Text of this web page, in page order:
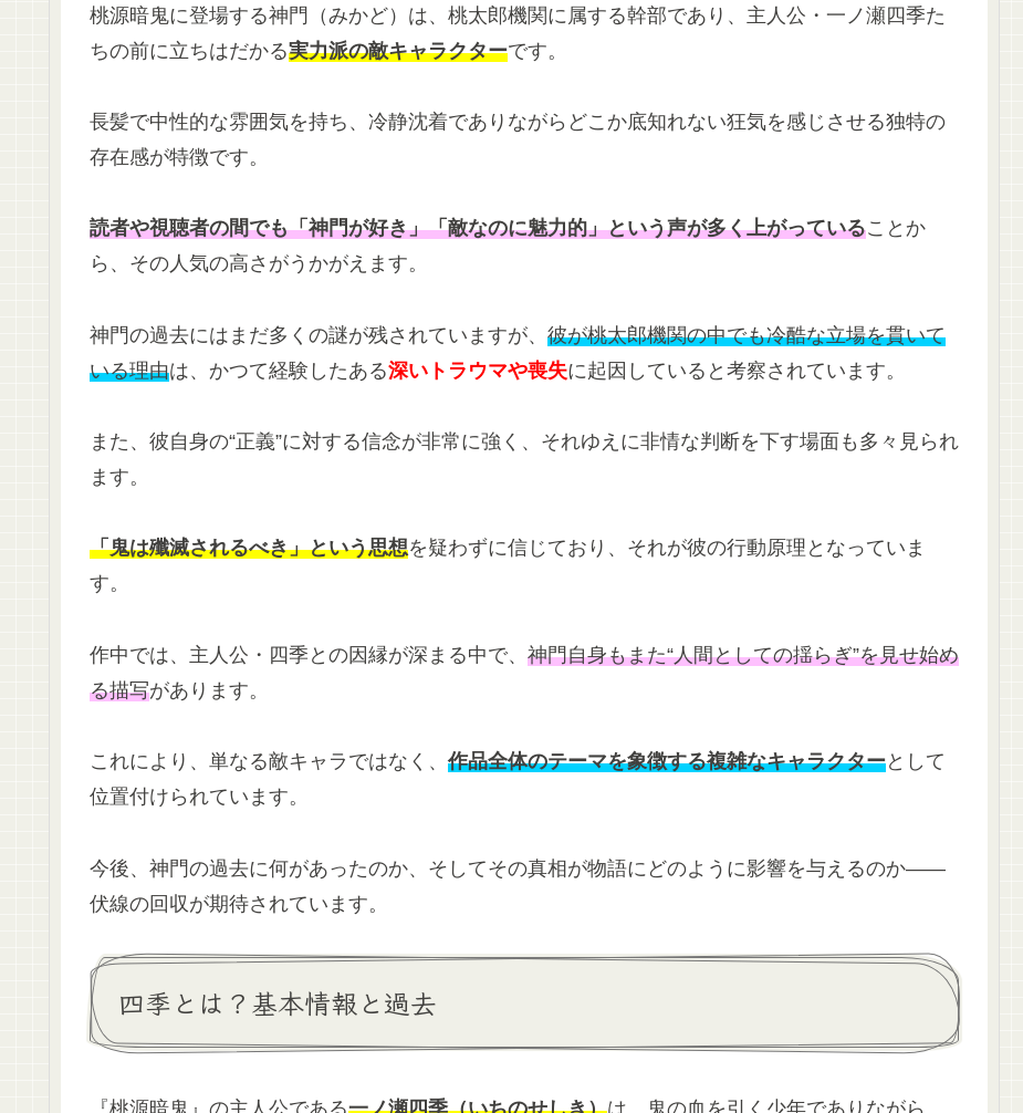
桃源暗鬼に登場する神門（みかど）は、桃太郎機関に属する幹部であり、主人公・一ノ瀬四季た
ちの前に立ちはだかる実力派の敵キャラクターです。
長髪で中性的な雰囲気を持ち、冷静沈着でありながらどこか底知れない狂気を感じさせる独特の
存在感が特徴です。
読者や視聴者の間でも「神門が好き」「敵なのに魅力的」という声が多く上がっていることか
ら、その人気の高さがうかがえます。
神門の過去にはまだ多くの謎が残されていますが、 彼が桃太郎機関の中でも冷酷な立場を貫いて
いる理由は、かつて経験したある深いトラウマや喪失に起因していると考察されています。
また、彼自身の“正義”に対する信念が非常に強く、それゆえに非情な判断を下す場面も多々見られ
ます。
「鬼は殲滅されるべき」という思想を疑わずに信じており、それが彼の行動原理となっていま
す。
作中では、主人公・四季との因縁が深まる中で、 神門自身もまた“人間としての揺らぎ”を見せ始め
る描写があります。
これにより、単なる敵キャラではなく、 作品全体のテーマを象徴する複雑なキャラクターとして
位置付けられています。
今後、神門の過去に何があったのか、そしてその真相が物語にどのように影響を与えるのか――
伏線の回収が期待されています。
四季とは？基本情報と過去
『桃源暗鬼』の主人公である一ノ瀬四季（いちのせしき）は、鬼の血を引く少年でありながら、